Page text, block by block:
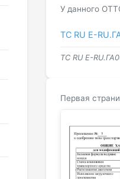
У данного
ТС RU Е-
ТС RU Е-
Первая